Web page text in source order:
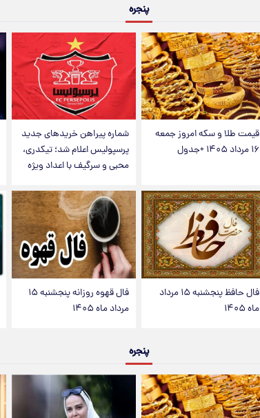
پنجره
قیمت طلا و سکه امروز جمعه
۱۶ مرداد ۱۴۰۵ +جدول
شماره پیراهن خریدهای جدید
پرسپولیس اعلام شد؛ تیکدری،
محبی و سرگیف با اعداد ویژه
فال حافظ پنجشنبه ۱۵ مرداد
ماه ۱۴۰۵
فال قهوه روزانه پنجشنبه ۱۵
مرداد ماه ۱۴۰۵
پنجره